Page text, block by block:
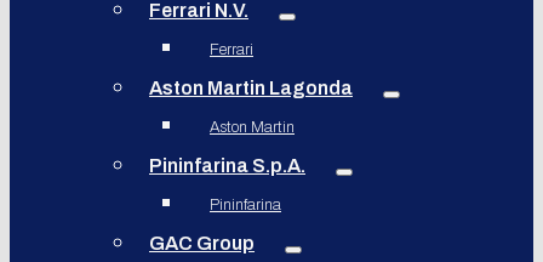
Ferrari N.V.
Ferrari
Aston Martin Lagonda
Aston Martin
Pininfarina S.p.A.
Pininfarina
GAC Group